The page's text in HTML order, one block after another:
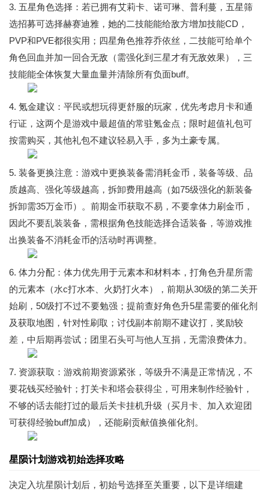
3. 五星角色选择：若已拥有艾莉卡、诺可琳、普利蔓，五星筛
选招募可选择赫赛迪雅，她的二技能能给敌方增加技能CD，
PVP和PVE都很实用；四星角色推荐乔依丝，二技能可给单个
角色回血并加一回合无敌（需强化到三星才有无敌效果），三
技能能全体恢复大量血量并清除所有负面buff。
4. 氪金建议：平民或想玩得更舒服的玩家，优先考虑月卡和通
行证，这两个是游戏中最超值的常驻氪金点；限时超值礼包可
按需购买，其他礼包不建议轻易入手，多为土豪专属。
5. 装备更换注意：游戏中更换装备需消耗金币，装备等级、品
质越高、强化等级越高，拆卸费用越高（如75级强化的新装备
拆卸需35万金币）。前期金币获取不易，不要拿体力刷金币，
因此不要乱装装备，需根据角色技能选择合适装备，等游戏推
出换装备不消耗金币的活动时再调整。
6. 体力分配：体力优先用于元素本和材料本，打角色升星所需
的元素本（水c打水本、火奶打火本），前期从30级的第二关开
始刷，50级打不过不要勉强；提前查好角色升5星需要的催化剂
及获取地图，针对性刷取；讨伐副本前期不建议打，奖励较
差，中后期再尝试；团里石头可与他人互捐，无需浪费体力。
7. 资源获取：游戏前期资源紧张，等级升不满是正常情况，不
要花钱买经验针；打关卡和塔会获得尘，可用来制作经验针，
不够的话去能打过的最后关卡挂机升级（买月卡、加入欢迎团
可获得经验buff加成），还能刷贡献值换催化剂。
星陨计划游戏初始选择攻略
决定入坑星陨计划后，初始号选择至关重要，以下是详细建